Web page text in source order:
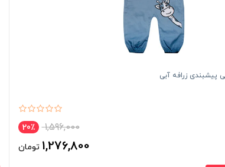
پیشبندی زرافه آبی
1,596,000 20٪
1,276,800 تومان